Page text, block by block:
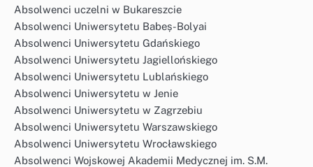
Absolwenci uczelni w Bukareszcie
Absolwenci Uniwersytetu Babeș-Bolyai
Absolwenci Uniwersytetu Gdańskiego
Absolwenci Uniwersytetu Jagiellońskiego
Absolwenci Uniwersytetu Lublańskiego
Absolwenci Uniwersytetu w Jenie
Absolwenci Uniwersytetu w Zagrzebiu
Absolwenci Uniwersytetu Warszawskiego
Absolwenci Uniwersytetu Wrocławskiego
Absolwenci Wojskowej Akademii Medycznej im. S.M.